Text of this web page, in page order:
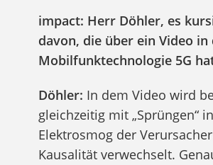
impact: Herr Döhler, es
davon, die über ein Video
Mobilfunktechnologie 5G
Döhler: In dem Video wird
gleichzeitig mit „Sprüngen“
Elektrosmog der
Kausalität verwechselt.